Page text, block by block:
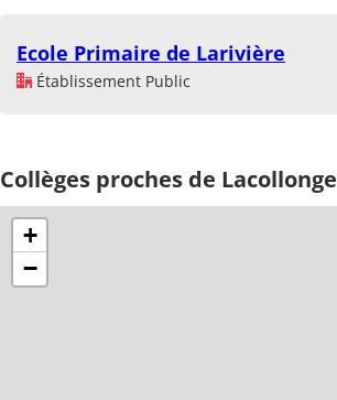
Ecole Primaire de Larivière
Établissement Public
Collèges proches de Lacollonge
+
−